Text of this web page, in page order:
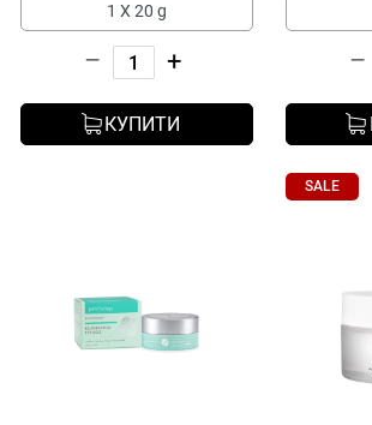
1 Х 20 g
– +
КУПИТИ
–
SALE